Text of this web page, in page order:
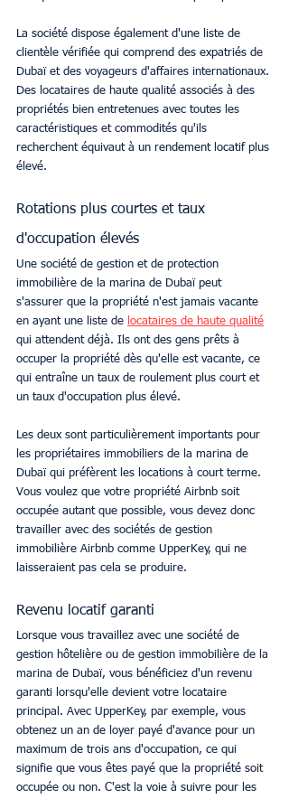
La société dispose également d'une liste de
clientèle vérifiée qui comprend des expatriés de
Dubaï et des voyageurs d'affaires internationaux.
Des locataires de haute qualité associés à des
propriétés bien entretenues avec toutes les
caractéristiques et commodités qu'ils
recherchent équivaut à un rendement locatif plus
élevé.
Rotations plus courtes et taux
d'occupation élevés
Une société de gestion et de protection
immobilière de la marina de Dubaï peut
s'assurer que la propriété n'est jamais vacante
en ayant une liste de locataires de haute qualité
qui attendent déjà. Ils ont des gens prêts à
occuper la propriété dès qu'elle est vacante, ce
qui entraîne un taux de roulement plus court et
un taux d'occupation plus élevé.
Les deux sont particulièrement importants pour
les propriétaires immobiliers de la marina de
Dubaï qui préfèrent les locations à court terme.
Vous voulez que votre propriété Airbnb soit
occupée autant que possible, vous devez donc
travailler avec des sociétés de gestion
immobilière Airbnb comme UpperKey, qui ne
laisseraient pas cela se produire.
Revenu locatif garanti
Lorsque vous travaillez avec une société de
gestion hôtelière ou de gestion immobilière de la
marina de Dubaï, vous bénéficiez d'un revenu
garanti lorsqu'elle devient votre locataire
principal. Avec UpperKey, par exemple, vous
obtenez un an de loyer payé d'avance pour un
maximum de trois ans d'occupation, ce qui
signifie que vous êtes payé que la propriété soit
occupée ou non. C'est la voie à suivre pour les